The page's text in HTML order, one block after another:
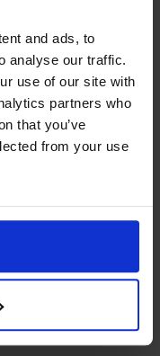
and ads, to
analyse our traffic.
use of our site with
partners who
that you’ve
from your use
Konto, das Ihnen
Bestellungen
sich erneut